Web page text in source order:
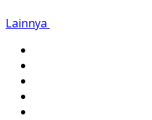
Lainnya